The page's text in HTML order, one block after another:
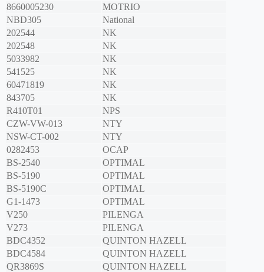
8660005230
MOTRIO
NBD305
National
202544
NK
202548
NK
5033982
NK
541525
NK
60471819
NK
843705
NK
R410T01
NPS
CZW-VW-013
NTY
NSW-CT-002
NTY
0282453
OCAP
BS-2540
OPTIMAL
BS-5190
OPTIMAL
BS-5190C
OPTIMAL
G1-1473
OPTIMAL
V250
PILENGA
V273
PILENGA
BDC4352
QUINTON HAZELL
BDC4584
QUINTON HAZELL
QR3869S
QUINTON HAZELL